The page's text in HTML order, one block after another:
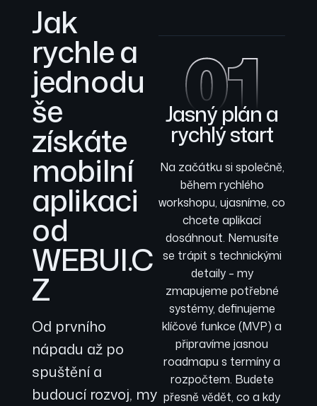
Jak
rychle a
jednodu
še
získáte
mobilní
aplikaci
od
WEBUI.C
Z
Od prvního
nápadu až po
spuštění a
budoucí rozvoj, my
01
Jasný plán a
rychlý start
Na začátku si společně,
během rychlého
workshopu, ujasníme, co
chcete aplikací
dosáhnout. Nemusíte
se trápit s technickými
detaily – my
zmapujeme potřebné
systémy, definujeme
klíčové funkce (MVP) a
připravíme jasnou
roadmapu s termíny a
rozpočtem. Budete
přesně vědět, co a kdy